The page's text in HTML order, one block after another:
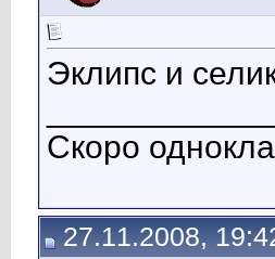
Эклипс и
Скоро
27.11.2008,